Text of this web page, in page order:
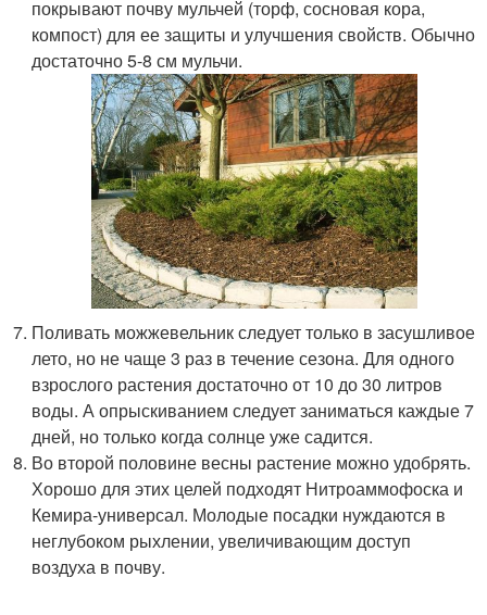
покрывают почву мульчей (торф, сосновая кора,
компост) для ее защиты и улучшения свойств. Обычно
достаточно 5-8 см мульчи.
Поливать можжевельник следует только в засушливое
лето, но не чаще 3 раз в течение сезона. Для одного
взрослого растения достаточно от 10 до 30 литров
воды. А опрыскиванием следует заниматься каждые 7
дней, но только когда солнце уже садится.
Во второй половине весны растение можно удобрять.
Хорошо для этих целей подходят Нитроаммофоска и
Кемира-универсал. Молодые посадки нуждаются в
неглубоком рыхлении, увеличивающим доступ
воздуха в почву.